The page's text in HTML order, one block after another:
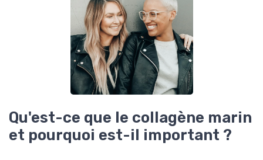
Qu'est-ce que le collagène marin
et pourquoi est-il important ?